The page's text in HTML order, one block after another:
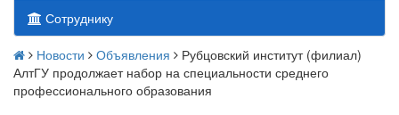
Сотруднику
Новости Объявления
Рубцовский институт (филиал)
АлтГУ продолжает набор на специальности среднего
профессионального образования